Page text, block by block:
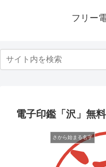
フリー
電子印鑑「沢」無
さから始まる名字